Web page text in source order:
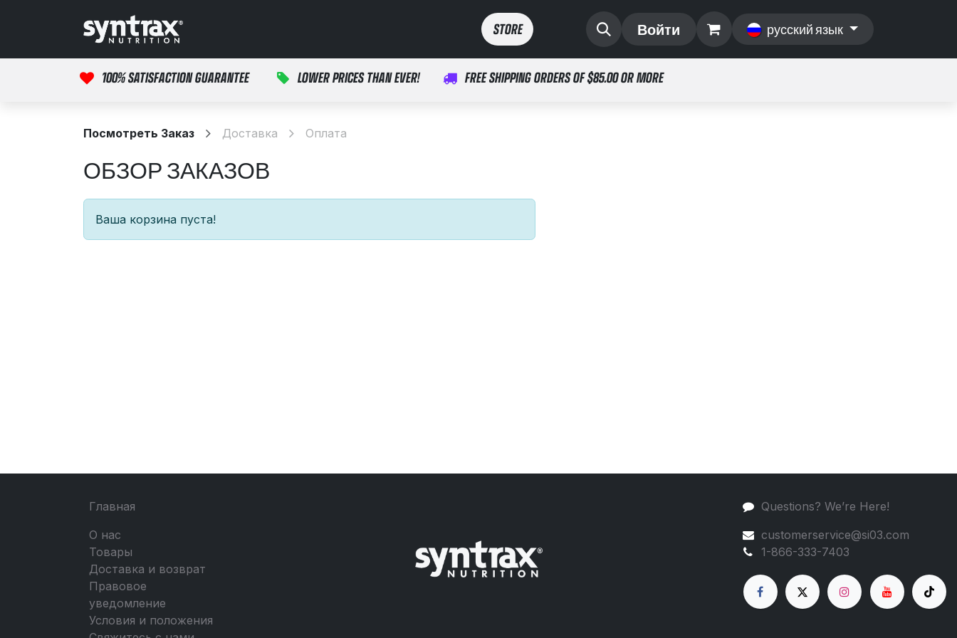
STORE​​ Войти русский язык
100% SATISFACTION GUARANTEE LOWER PRICES THAN EVER! FREE SHIPPING ORDERS OF $85.00 OR MORE
Посмотреть Заказ Доставка Оплата
ОБЗОР ЗАКАЗОВ
Ваша корзина пуста!
Questions? We’re Here!
customerservice@si03.com
1-866-333-7403
Главная
О нас
Товары
Доставка и возврат
Правовое
уведомление
Условия и положения